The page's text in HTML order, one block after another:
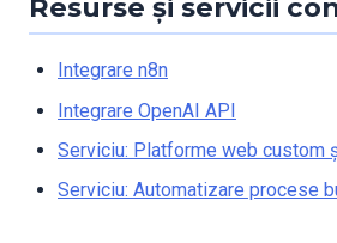
Resurse și servicii
Integrare n8n
Integrare OpenAI API
Serviciu: Platforme web custom
Serviciu: Automatizare procese